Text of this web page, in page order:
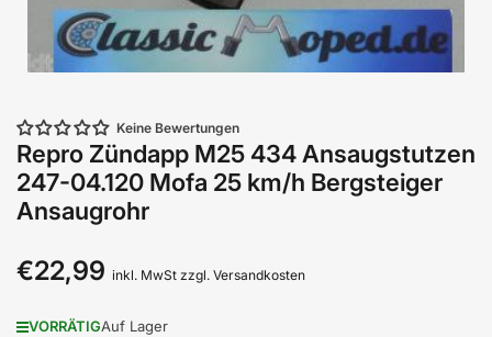
Keine Bewertungen
Repro Zündapp M25 434 Ansaugstutzen
247-04.120 Mofa 25 km/h Bergsteiger
Ansaugrohr
Normaler
€22,99 inkl. MwSt zzgl. Versandkosten
VORRÄTIGAuf Lager